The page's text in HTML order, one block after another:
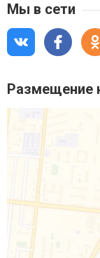
Мы в сети
Размещение